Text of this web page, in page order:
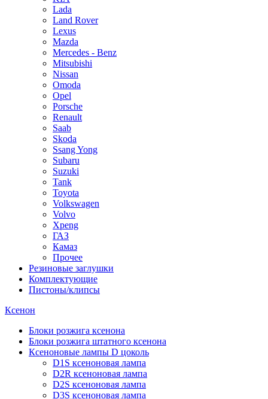
Lada
Land Rover
Lexus
Mazda
Mercedes - Benz
Mitsubishi
Nissan
Omoda
Opel
Porsche
Renault
Saab
Skoda
Ssang Yong
Subaru
Suzuki
Tank
Toyota
Volkswagen
Volvo
Xpeng
ГАЗ
Камаз
Прочее
Резиновые заглушки
Комплектующие
Пистоны/клипсы
Ксенон
Блоки розжига ксенона
Блоки розжига штатного ксенона
Ксеноновые лампы D цоколь
D1S ксеноновая лампа
D2R ксеноновая лампа
D2S ксеноновая лампа
D3S ксеноновая лампа